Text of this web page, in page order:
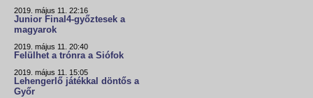
2019. május 11. 22:16
Junior Final4-győztesek a
magyarok
2019. május 11. 20:40
Felülhet a trónra a Siófok
2019. május 11. 15:05
Lehengerlő játékkal döntős a
Győr